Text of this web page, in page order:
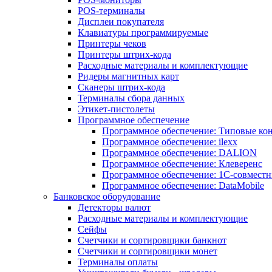
POS-терминалы
Дисплеи покупателя
Клавиатуры программируемые
Принтеры чеков
Принтеры штрих-кода
Расходные материалы и комплектующие
Ридеры магнитных карт
Сканеры штрих-кода
Терминалы сбора данных
Этикет-пистолеты
Программное обеспечение
Программное обеспечение: Типовые
Программное обеспечение: ilexx
Программное обеспечение: DALION
Программное обеспечение: Клеверенс
Программное обеспечение: 1С-
Программное обеспечение: DataMobile
Банковское оборудование
Детекторы валют
Расходные материалы и комплектующие
Сейфы
Счетчики и сортировщики банкнот
Счетчики и сортировщики монет
Терминалы оплаты